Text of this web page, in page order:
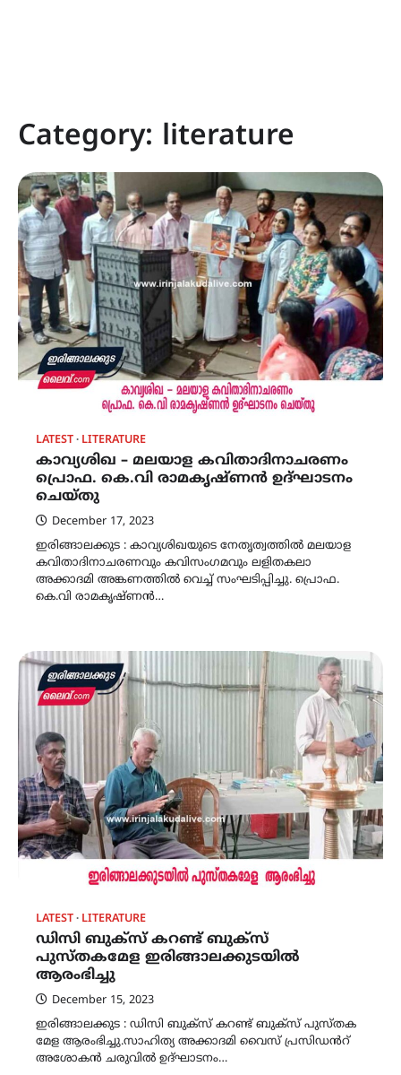
Category: literature
LATEST LITERATURE
കാവ്യശിഖ – മലയാള കവിതാദിനാചരണം
പ്രൊഫ. കെ.വി രാമകൃഷ്ണൻ ഉദ്ഘാടനം
ചെയ്തു
December 17, 2023
ഇരിങ്ങാലക്കുട : കാവ്യശിഖയുടെ നേതൃത്വത്തിൽ മലയാള
കവിതാദിനാചരണവും കവിസംഗമവും ലളിതകലാ
അക്കാദമി അങ്കണത്തിൽ വെച്ച് സംഘടിപ്പിച്ചു. പ്രൊഫ.
കെ.വി രാമകൃഷ്ണൻ…
LATEST LITERATURE
ഡിസി ബുക്സ് കറണ്ട് ബുക്സ്
പുസ്തകമേള ഇരിങ്ങാലക്കുടയിൽ
ആരംഭിച്ചു
December 15, 2023
ഇരിങ്ങാലക്കുട : ഡിസി ബുക്സ് കറണ്ട് ബുക്സ് പുസ്തക
മേള ആരംഭിച്ചു.സാഹിത്യ അക്കാദമി വൈസ് പ്രസിഡൻറ്
അശോകൻ ചരുവിൽ ഉദ്ഘാടനം…